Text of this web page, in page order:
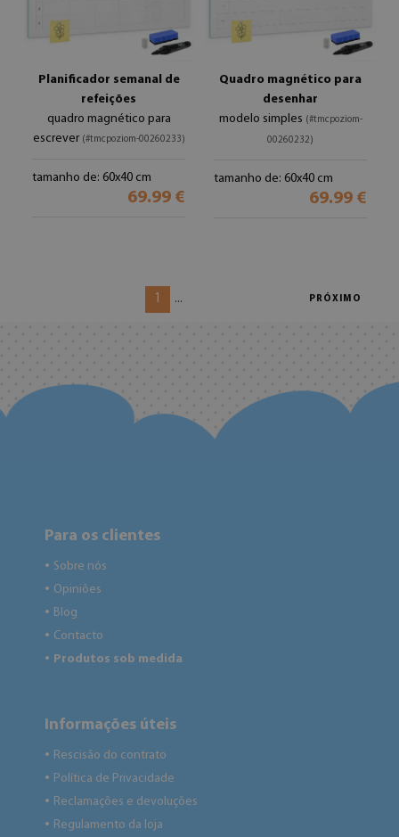
Planificador semanal de
refeições
quadro magnético para
escrever (#tmcpoziom-00260233)
tamanho de: 60x40 cm
69.99 €
Quadro magnético para
desenhar
modelo simples (#tmcpoziom-
00260232)
tamanho de: 60x40 cm
69.99 €
1 ... PRÓXIMO
Para os clientes
● Sobre nós
● Opiniões
● Blog
● Contacto
● Produtos sob medida
Informações úteis
● Rescisão do contrato
● Política de Privacidade
● Reclamações e devoluções
● Regulamento da loja